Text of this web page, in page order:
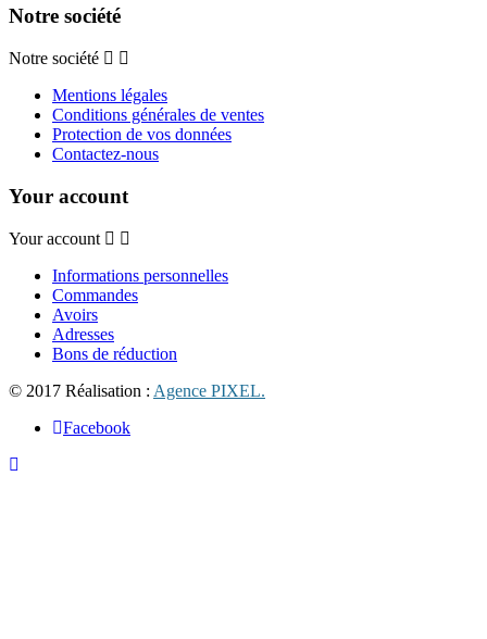
Notre société
Notre société
Mentions légales
Conditions générales de ventes
Protection de vos données
Contactez-nous
Your account
Your account
Informations personnelles
Commandes
Avoirs
Adresses
Bons de réduction
© 2017 Réalisation : Agence PIXEL.
Facebook